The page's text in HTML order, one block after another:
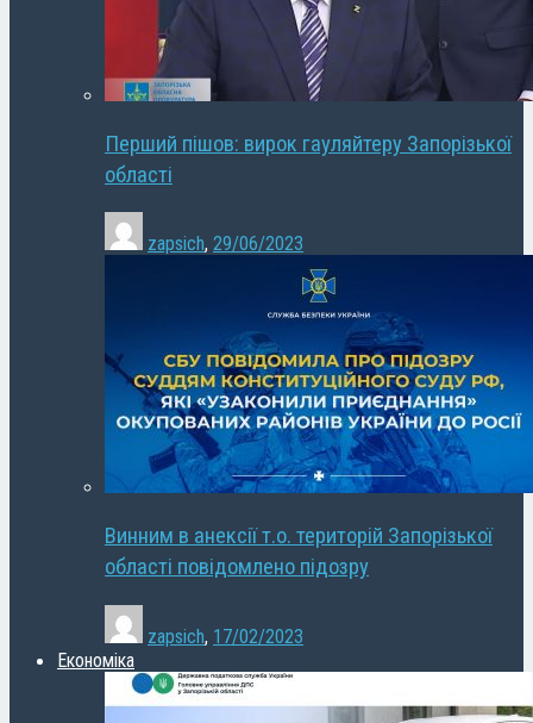
Перший пішов: вирок гауляйтеру Запорізької
області
zapsich, 29/06/2023
Винним в анексії т.о. територій Запорізької
області повідомлено підозру
zapsich, 17/02/2023
Економіка